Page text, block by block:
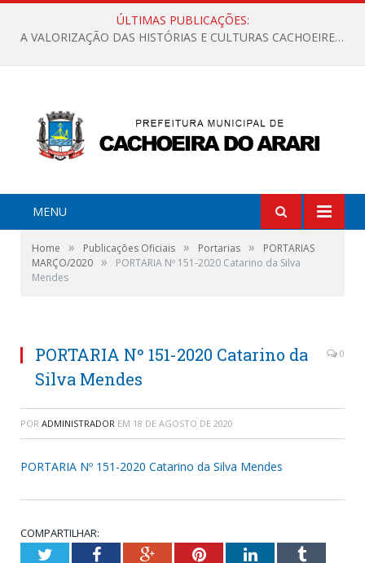
ÚLTIMAS PUBLICAÇÕES:
A VALORIZAÇÃO DAS HISTÓRIAS E CULTURAS CACHOEIRENSES
MENU
Home » Publicações Oficiais » Portarias »
PORTARIAS
MARÇO/2020 »
PORTARIA Nº 151-2020 Catarino da Silva
Mendes
PORTARIA Nº 151-2020 Catarino da
Silva Mendes
0
POR ADMINISTRADOR EM 18 DE AGOSTO DE 2020
PORTARIA Nº 151-2020 Catarino da Silva Mendes
COMPARTILHAR:
TwitterFacebookGoogle+PinterestLinkedInTumblr